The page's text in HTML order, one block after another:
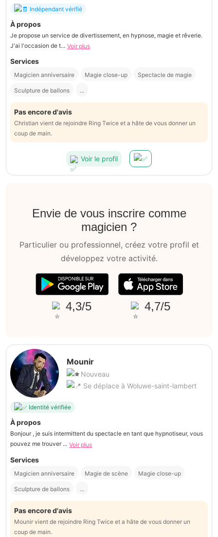
Indépendant vérifié
À propos
Je propose un service de divertissement, en hypnose, magie et rêverie.
J'ai l'occasion de t... Voir plus
Services
Magicien anniversaire Magie close-up Spectacle de magie
Sculpture de ballons ...
Pas encore d'avis
Christian vient de rejoindre Ring Twice et a hâte de vous donner un
coup de main.
Voir le profil
Envie de vous inscrire comme
magicien ?
Particulier ou professionnel, créez votre profil et
développez votre activité.
4,3/5 4,7/5
Mounir
Nouveau
Se déplace à Woluwe-saint-lambert
Identité vérifiée
À propos
Bonjour , je suis intermittent du spectacle en tant que hypnotiseur, vous
pouvez me trouver ... Voir plus
Services
Magicien anniversaire Magie de scène Magie close-up
Sculpture de ballons ...
Pas encore d'avis
Mounir vient de rejoindre Ring Twice et a hâte de vous donner un
coup de main.